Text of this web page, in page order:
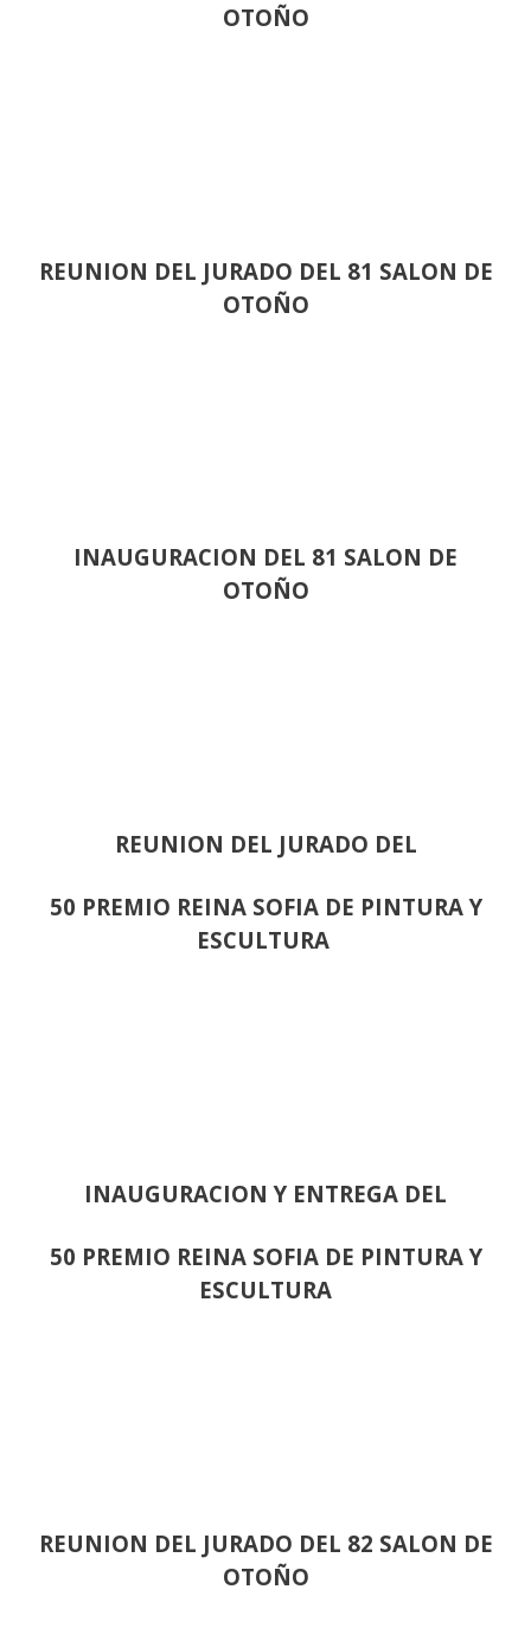
OTOÑO
REUNION DEL JURADO DEL 81 SALON DE
OTOÑO
INAUGURACION DEL 81 SALON DE
OTOÑO
REUNION DEL JURADO DEL
50 PREMIO REINA SOFIA DE PINTURA Y
ESCULTURA
INAUGURACION Y ENTREGA DEL
50 PREMIO REINA SOFIA DE PINTURA Y
ESCULTURA
REUNION DEL JURADO DEL 82 SALON DE
OTOÑO